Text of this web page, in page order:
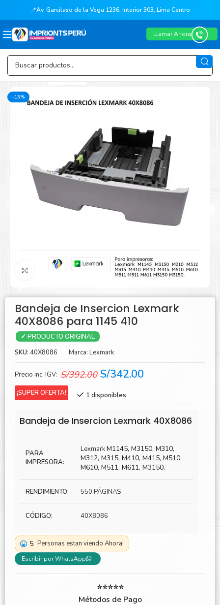
📍Av. Garcilaso de la Vega 1236, Interior 303, Lima Centro
Llamar Ahora
-13%
Agrandar
Bandeja de Insercion Lexmark
40X8086 para 1145 410
✓ PRODUCTO ORIGINAL
SKU: 40X8086 Marca: Lexmark
Precio inc. IGV: S/392.00 El
original
S/392.00.
S/342.00
S/342.00.
¡SUPER OFERTA! 1 disponibles
Bandeja de Insercion Lexmark 40X8086
PARA
IMPRESORA:
LexmarkM1145, M3150, M310,
M312, M315, M410, M415, M510,
M610, M511, M611, M3150.
RENDIMIENTO: 550 PÁGINAS
CÓDIGO: 40X8086
5 Personas estan viendo Ahora!
Escribir por WhatsApp
⭐⭐⭐⭐⭐
Métodos de Pago